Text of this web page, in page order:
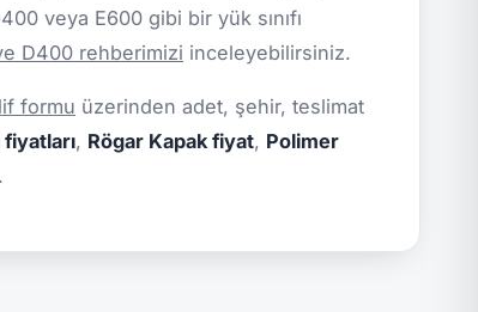
veya E600 gibi bir yük sınıfı
D400 rehberimizi inceleyebilirsiniz.
formu üzerinden adet, şehir, teslimat
fiyatları, Rögar Kapak fiyat, Polimer